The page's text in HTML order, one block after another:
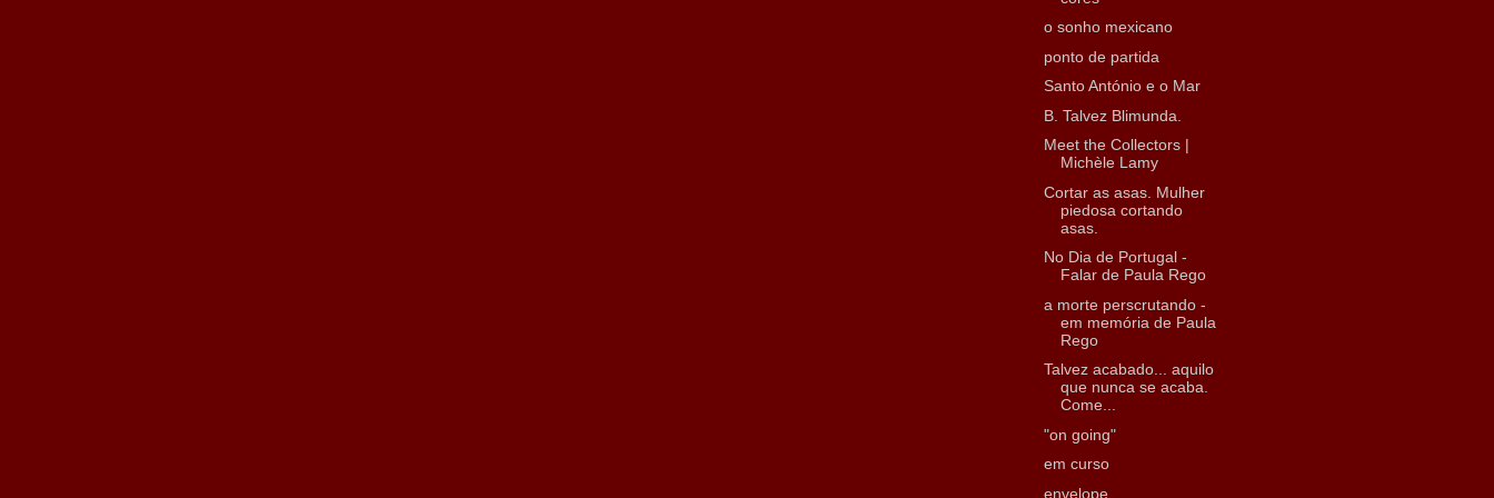
o sonho mexicano
ponto de partida
Santo António e o Mar
B. Talvez Blimunda.
Meet the Collectors |
Michèle Lamy
Cortar as asas. Mulher
piedosa cortando
asas.
No Dia de Portugal -
Falar de Paula Rego
a morte perscrutando -
em memória de Paula
Rego
Talvez acabado... aquilo
que nunca se acaba.
Come...
"on going"
em curso
envelope